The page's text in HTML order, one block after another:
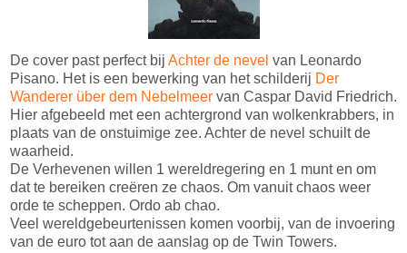
De cover past perfect bij Achter de nevel van Leonardo
Pisano. Het is een bewerking van het schilderij Der
Wanderer über dem Nebelmeer van Caspar David Friedrich.
Hier afgebeeld met een achtergrond van wolkenkrabbers, in
plaats van de onstuimige zee. Achter de nevel schuilt de
waarheid.
De Verhevenen willen 1 wereldregering en 1 munt en om
dat te bereiken creëren ze chaos. Om vanuit chaos weer
orde te scheppen. Ordo ab chao.
Veel wereldgebeurtenissen komen voorbij, van de invoering
van de euro tot aan de aanslag op de Twin Towers.